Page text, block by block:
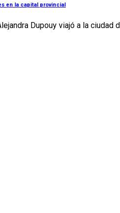
en la capital provincial
Dupouy viajó a la ciudad